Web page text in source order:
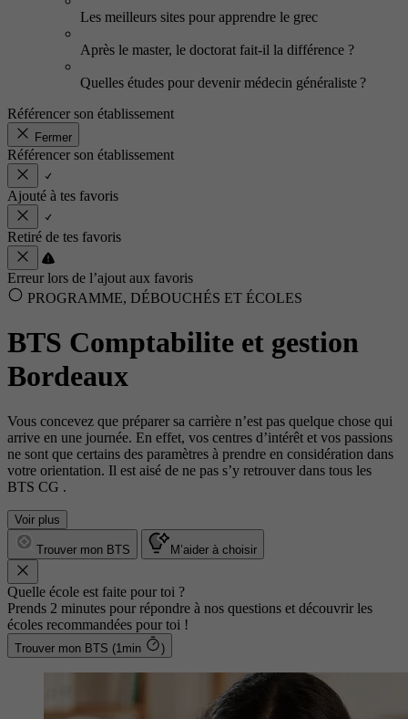
Les meilleurs sites pour apprendre le grec
Après le master, le doctorat fait-il la différence ?
Quelles études pour devenir médecin généraliste ?
Référencer son établissement
Fermer
Référencer son établissement
Ajouté à tes favoris
Retiré de tes favoris
Erreur lors de l’ajout aux favoris
PROGRAMME, DÉBOUCHÉS ET ÉCOLES
BTS Comptabilite et gestion
Bordeaux
Vous concevez que préparer sa carrière n’est pas quelque chose qui
arrive en une journée. En effet, vos centres d’intérêt et vos passions
ne sont que certains des paramètres à prendre en considération dans
votre orientation. Il est aisé de ne pas s’y retrouver dans tous les
BTS CG .
Voir plus
Trouver mon BTS M’aider à choisir
Quelle école est faite pour toi ?
Prends 2 minutes pour répondre à nos questions et découvrir les
écoles recommandées pour toi !
Trouver mon BTS (1min )